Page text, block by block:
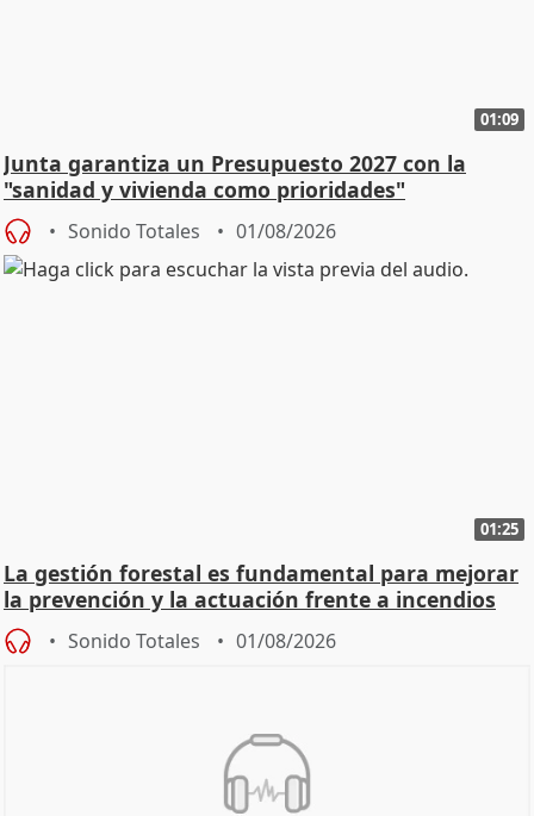
01:09
Junta garantiza un Presupuesto 2027 con la
"sanidad y vivienda como prioridades"
Sonido Totales 01/08/2026
01:25
La gestión forestal es fundamental para mejorar
la prevención y la actuación frente a incendios
Sonido Totales 01/08/2026